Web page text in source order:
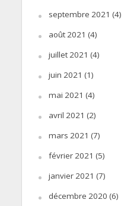
septembre 2021 (4)
août 2021 (4)
juillet 2021 (4)
juin 2021 (1)
mai 2021 (4)
avril 2021 (2)
mars 2021 (7)
février 2021 (5)
janvier 2021 (7)
décembre 2020 (6)